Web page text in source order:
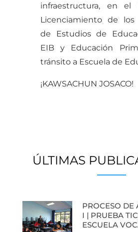
infraestructura, en el
Licenciamiento de los
de Estudios de
EIB y Educación
tránsito a Escuela de
¡KAWSACHUN JOSACO!
ÚLTIMAS
PROCESO
I | PRUEBA
ESCUELA